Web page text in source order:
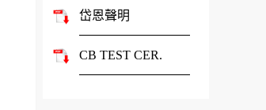
岱恩聲明
CB TEST CER.